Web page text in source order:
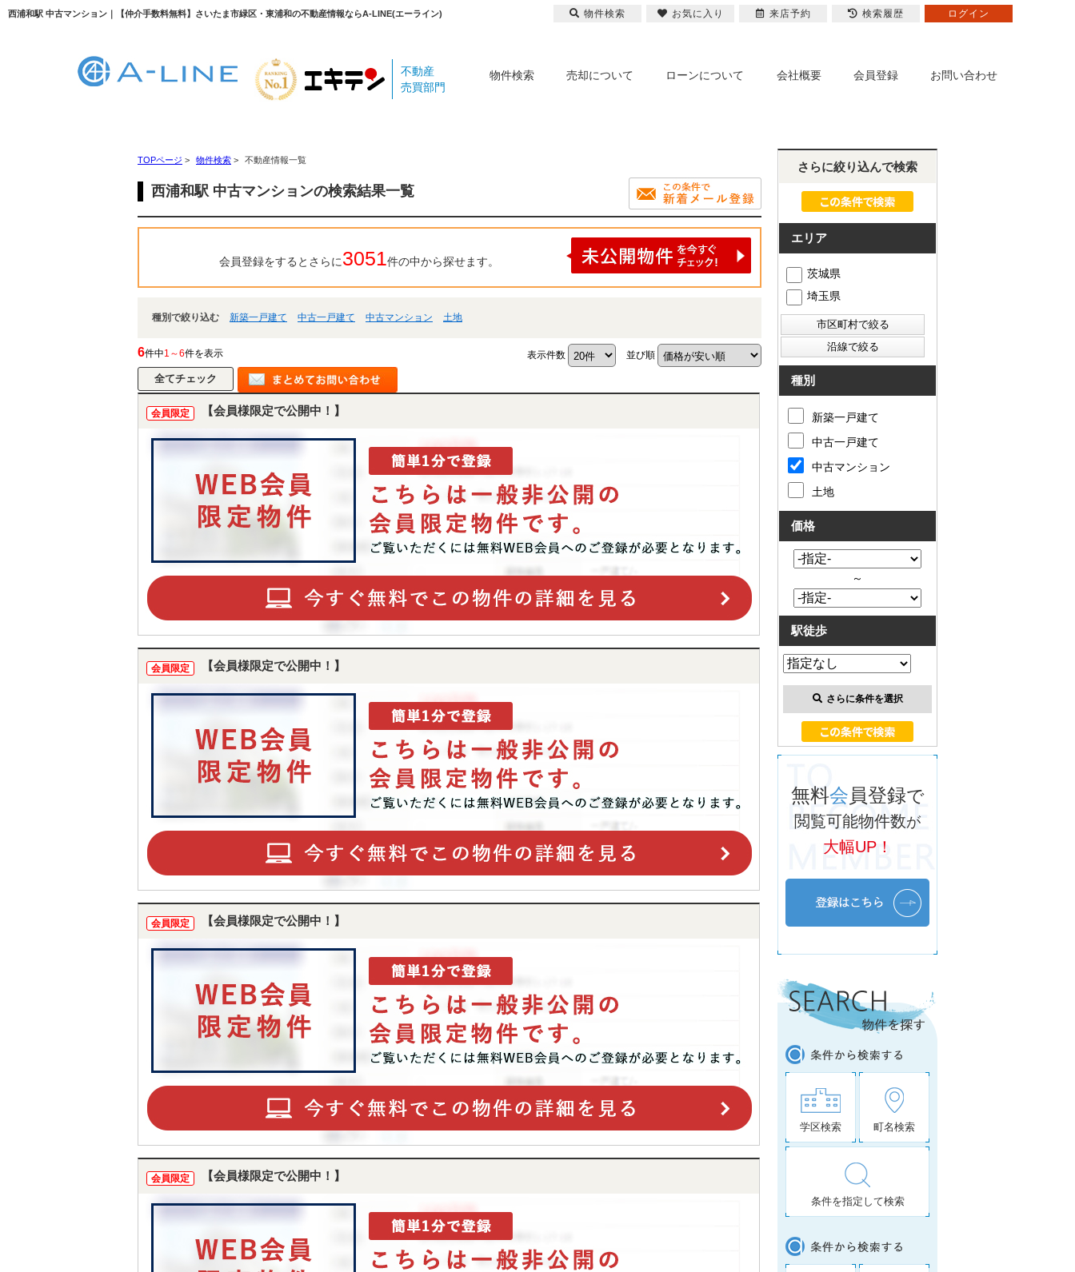
西浦和駅 中古マンション｜【仲介手数料無料】さいたま市緑区・東浦和の不動産情報ならA-LINE(エーライン)
不動産
売買部門
物件検索 売却について ローンについて 会社概要 会員登録 お問い合わせ
TOPページ > 物件検索 > 不動産情報一覧
西浦和駅 中古マンションの検索結果一覧
会員登録をするとさらに3051件の中から探せます。
種別で絞り込む 新築一戸建て 中古一戸建て 中古マンション 土地
6件中1～6件を表示 表示件数 並び順
会員限定 【会員様限定で公開中！】
会員限定 【会員様限定で公開中！】
会員限定 【会員様限定で公開中！】
会員限定 【会員様限定で公開中！】
さらに絞り込んで検索
エリア
茨城県
埼玉県
種別
新築一戸建て
中古一戸建て
中古マンション
土地
価格
～
駅徒歩
さらに条件を選択
無料会員登録で
閲覧可能物件数が
大幅UP！
学区検索 町名検索
条件を指定して検索
物件検索 お気に入り 来店予約 検索履歴 ログイン